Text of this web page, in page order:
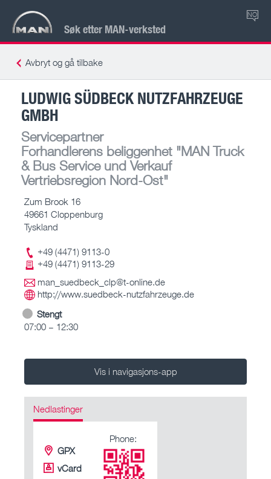
Søk etter MAN-verksted
NO
Avbryt og gå tilbake
LUDWIG SÜDBECK NUTZFAHRZEUGE
GMBH
Servicepartner
Forhandlerens beliggenhet "MAN Truck
& Bus Service und Verkauf
Vertriebsregion Nord-Ost"
Zum Brook 16
49661 Cloppenburg
Tyskland
+49 (4471) 9113-0
+49 (4471) 9113-29
man_suedbeck_clp@t-online.de
http://www.suedbeck-nutzfahrzeuge.de
Stengt
07:00 – 12:30
Vis i navigasjons-app
Nedlastinger
GPX
vCard
Phone: